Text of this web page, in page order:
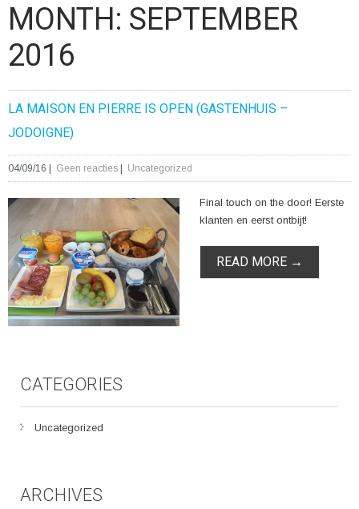
MONTH: SEPTEMBER
2016
LA MAISON EN PIERRE IS OPEN (GASTENHUIS –
JODOIGNE)
04/09/16 Geen reacties Uncategorized
Final touch on the door! Eerste
klanten en eerst ontbijt!
READ MORE →
CATEGORIES
Uncategorized
ARCHIVES